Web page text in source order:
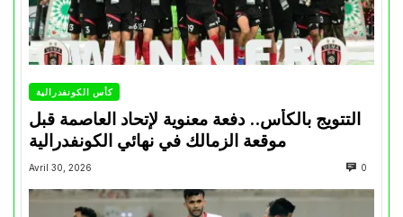
كأس الكونفدرالية
التتويج بالكأس.. دفعة معنوية لإتحاد العاصمة قبل
موقعة الزمالك في نهائي الكونفدرالية
Avril 30, 2026 0